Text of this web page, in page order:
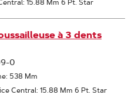
15.88 Mm 6 Pt. Star
à 3 dents
0
538 Mm
Central: 15.88 Mm 6 Pt. Star